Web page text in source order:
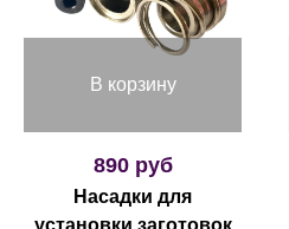
В корзину
890 руб
Насадки для